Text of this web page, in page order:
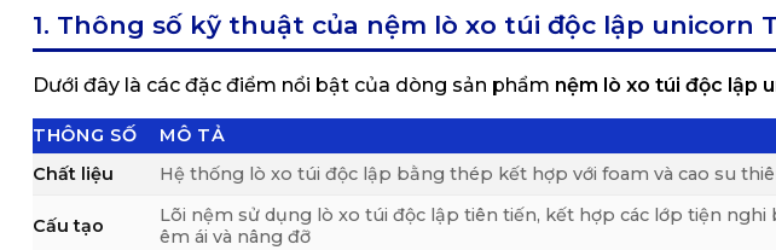
1. Thông số kỹ thuật của nệm lò xo túi độc lập unicorn
Dưới đây là các đặc điểm nổi bật của dòng sản phẩm nệm lò xo túi độc lập
THÔNG SỐ
MÔ TẢ
Chất liệu
Hệ thống lò xo túi độc lập bằng thép kết hợp với foam và cao su
Cấu tạo
Lõi nệm sử dụng lò xo túi độc lập tiên tiến, kết hợp các lớp tiện
êm ái và nâng đỡ